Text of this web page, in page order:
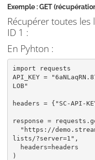
Exemple : GET
Récupérer toutes
ID 1 :
En Pyhton :
import requests
API_KEY =
LOB"
headers = {"SC-API-
response =
lists/?server=1",
)